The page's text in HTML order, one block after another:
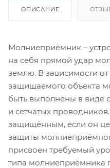
ОПИСАНИЕ
Молниеприёмник –
на себя прямой удар
землю. В зависимости
защищаемого объекта
быть выполнены в виде
и сетчатых
защищённым, если он
защиты
присвоен требуемый
типа молниеприёмника